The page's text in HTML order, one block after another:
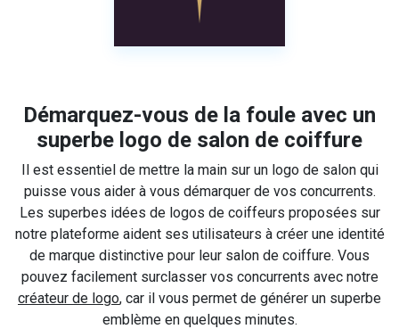
Démarquez-vous de la foule avec un
superbe logo de salon de coiffure
Il est essentiel de mettre la main sur un logo de salon qui
puisse vous aider à vous démarquer de vos concurrents.
Les superbes idées de logos de coiffeurs proposées sur
notre plateforme aident ses utilisateurs à créer une identité
de marque distinctive pour leur salon de coiffure. Vous
pouvez facilement surclasser vos concurrents avec notre
créateur de logo, car il vous permet de générer un superbe
emblème en quelques minutes.